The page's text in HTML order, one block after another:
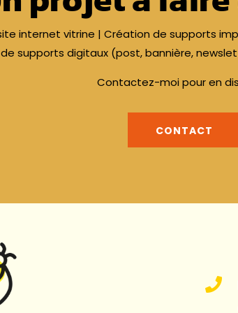
internet vitrine | Création de supports
supports digitaux (post, bannière,
Contactez-moi pour en
CONTACT
